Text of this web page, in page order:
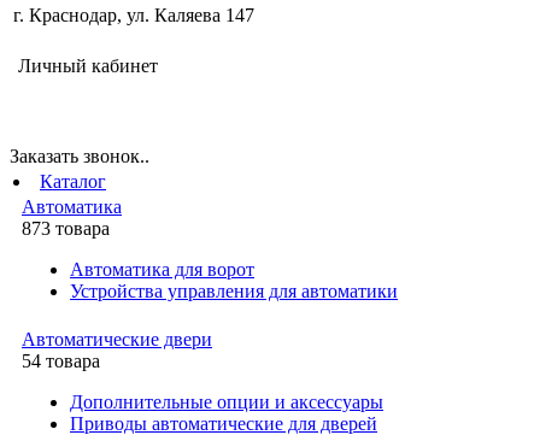
г. Краснодар, ул. Каляева 147
Личный кабинет
Заказать звонок..
Каталог
Автоматика
873 товара
Автоматика для ворот
Устройства управления для автоматики
Автоматические двери
54 товара
Дополнительные опции и аксессуары
Приводы автоматические для дверей